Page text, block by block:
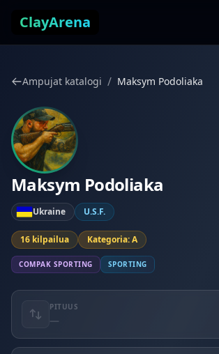
ClayArena
Ampujat katalogi / Maksym Podoliaka
Maksym Podoliaka
Ukraine U.S.F.
16 kilpailua Kategoria: A
COMPAK SPORTING SPORTING
PITUUS
—